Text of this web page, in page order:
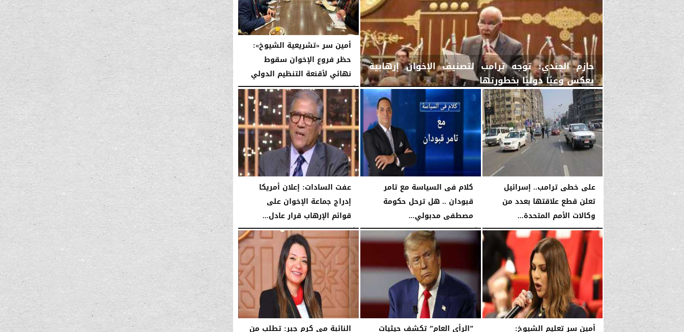
حازم الجندي: توجه ترامب لتصنيف الإخوان إرهابية
يعكس وعيًا دوليًا بخطورتها
الأربعاء، 14 يناير 2026 05:14 صـ
أمين سر «تشريعية الشيوخ»:
حظر فروع الإخوان سقوط
نهائي لأقنعة التنظيم الدولي
الأربعاء، 14 يناير 2026 05:13 صـ
على خطى ترامب.. إسرائيل
تعلن قطع علاقتها بعدد من
وكالات الأمم المتحدة...
الأربعاء، 14 يناير 2026 05:13 صـ
كلام فى السياسة مع تامر
قبودان .. هل ترحل حكومة
مصطفى مدبولي...
الأربعاء، 14 يناير 2026 04:35 صـ
عفت السادات: إعلان أمريكا
إدراج جماعة الإخوان على
قوائم الإرهاب قرار عادل...
الأربعاء، 14 يناير 2026 03:34 صـ
أمين سر تعليم الشيوخ:
”الرأي العام” تكشف حيثيات
النائبة مي كرم جبر: تطلب من